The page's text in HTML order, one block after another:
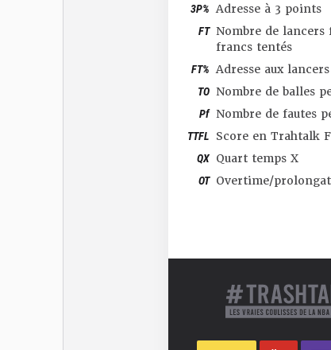
3P% Adresse à 3 points
FT Nombre de lancers
francs tentés
FT% Adresse aux
TO Nombre de balles
Pf Nombre de fautes
TTFL Score en Trahtalk
QX Quart temps X
OT Overtime/